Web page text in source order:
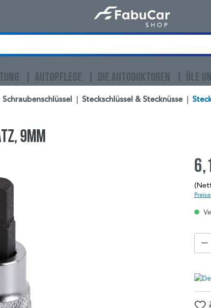
AUTOPFLEGE DIE AUTODOKTOREN ÖLE
Schraubenschlüssel Steckschlüssel & Stecknüsse
9mm